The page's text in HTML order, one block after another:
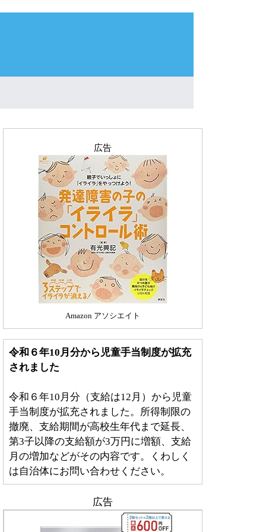
Amazon アソシエイト
令和６年10月分から児童手当制度が拡充
されました
令和６年10月分（支給は12月）から児童
手当制度が拡充されました。所得制限の
撤廃、支給期間が高校生年代まで延長、
第3子以降の支給額が3万円に増額、支給
月の増加などがその内容です。くわしく
は自治体にお問い合わせください。